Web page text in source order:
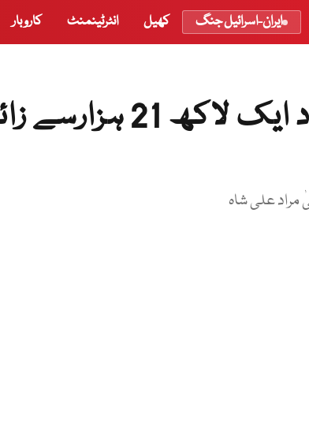
ایران-اسرائیل جنگ کھیل انٹرٹینمنٹ کاروبار
سندھ میں کورونا کیسز کی تعداد ایک لاکھ 21